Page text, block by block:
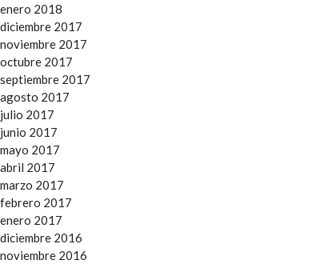
enero 2018
diciembre 2017
noviembre 2017
octubre 2017
septiembre 2017
agosto 2017
julio 2017
junio 2017
mayo 2017
abril 2017
marzo 2017
febrero 2017
enero 2017
diciembre 2016
noviembre 2016